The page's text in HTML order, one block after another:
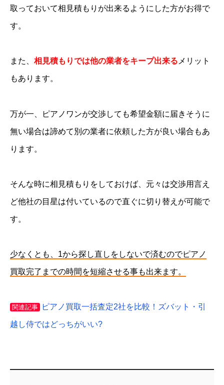
取っておいて相見積もりが出来るようにした方がお得で
す。
また、 相見積もりでは他の業者をキープ出来る メリット
もあります。
万が一、ピアノワンが交渉しても希望金額に届きそうに
無い場合は諦めて別の業者に依頼した方が良い場合もあ
ります。
そんな時に相見積もりをしておけば、元々は交渉用言え
ど他社の目星は付いているので直ぐに切り替えが可能で
す。
少なくとも、1から探し直しをしないで済むのでピアノ
買取完了までの時間を短縮させる事も出来ます。
関連記事 ピアノ買取一括査定2社を比較！ズバット・引
越し侍ではどっちがいい?